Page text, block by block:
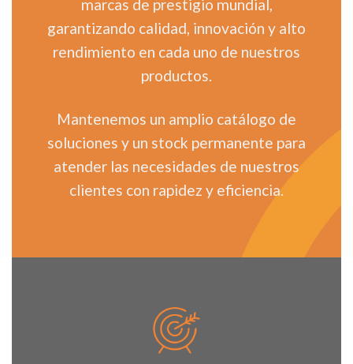
marcas de prestigio mundial,
garantizando calidad, innovación y alto
rendimiento en cada uno de nuestros
productos.
Mantenemos un amplio catálogo de
soluciones y un stock permanente para
atender las necesidades de nuestros
clientes con rapidez y eficiencia.